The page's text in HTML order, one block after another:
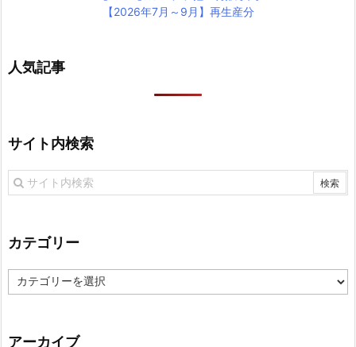
【2026年7月～9月】再生産分
人気記事
サイト内検索
カテゴリー
カ
テ
ー
アーカイブ